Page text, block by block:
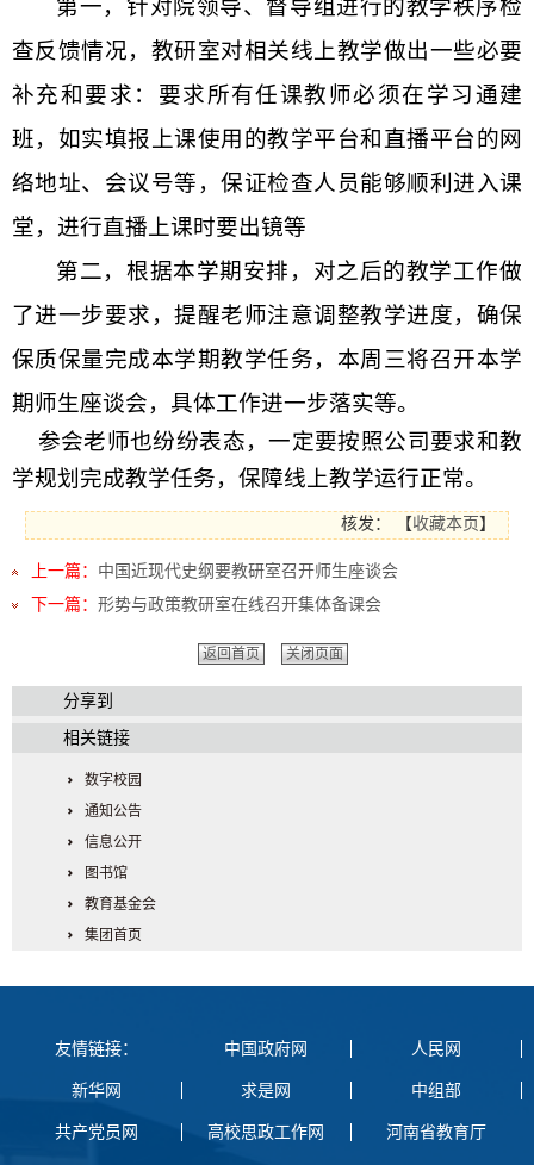
第一，针对院领导、督导组进行的教学秩序检
查反馈情况，教研室对相关线上教学做出一些必要
补充和要求：要求所有任课教师必须在学习通建
班，如实填报上课使用的教学平台和直播平台的网
络地址、会议号等 ，保证检查人员能够顺利进入课
堂， 进行直播 上课时要出镜等
第二，根据本学期安排，对之后的教学工作做
了进一步要求 ，提醒老师注意调整教学进度，确保
保质保量完成本学期教学任务，本周三将召开本学
期师生座谈会，具体工作进一步落实等。
参会老师也纷纷表态，一定要按照公司要求和教
学规划完成教学任务，保障线上教学运行正常。
核发： 【收藏本页】
上一篇： 中国近现代史纲要教研室召开师生座谈会
下一篇： 形势与政策教研室在线召开集体备课会
返回首页 关闭页面
分享到
相关链接
数字校园
通知公告
信息公开
图书馆
教育基金会
集团首页
友情链接： 中国政府网 人民网
新华网 求是网 中组部
共产党员网 高校思政工作网 河南省教育厅